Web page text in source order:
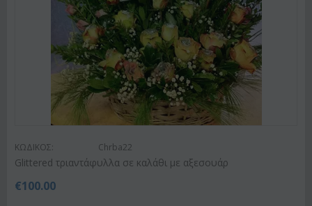
ΚΩΔΙΚΟΣ: Chrba22
Glittered τριαντάφυλλα σε καλάθι με αξεσουάρ
€100.00